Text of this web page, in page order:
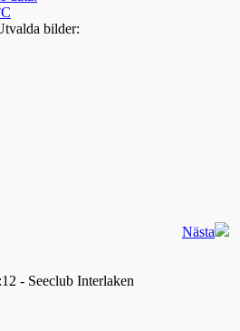
bilder:
- Seeclub Interlaken
Nästa